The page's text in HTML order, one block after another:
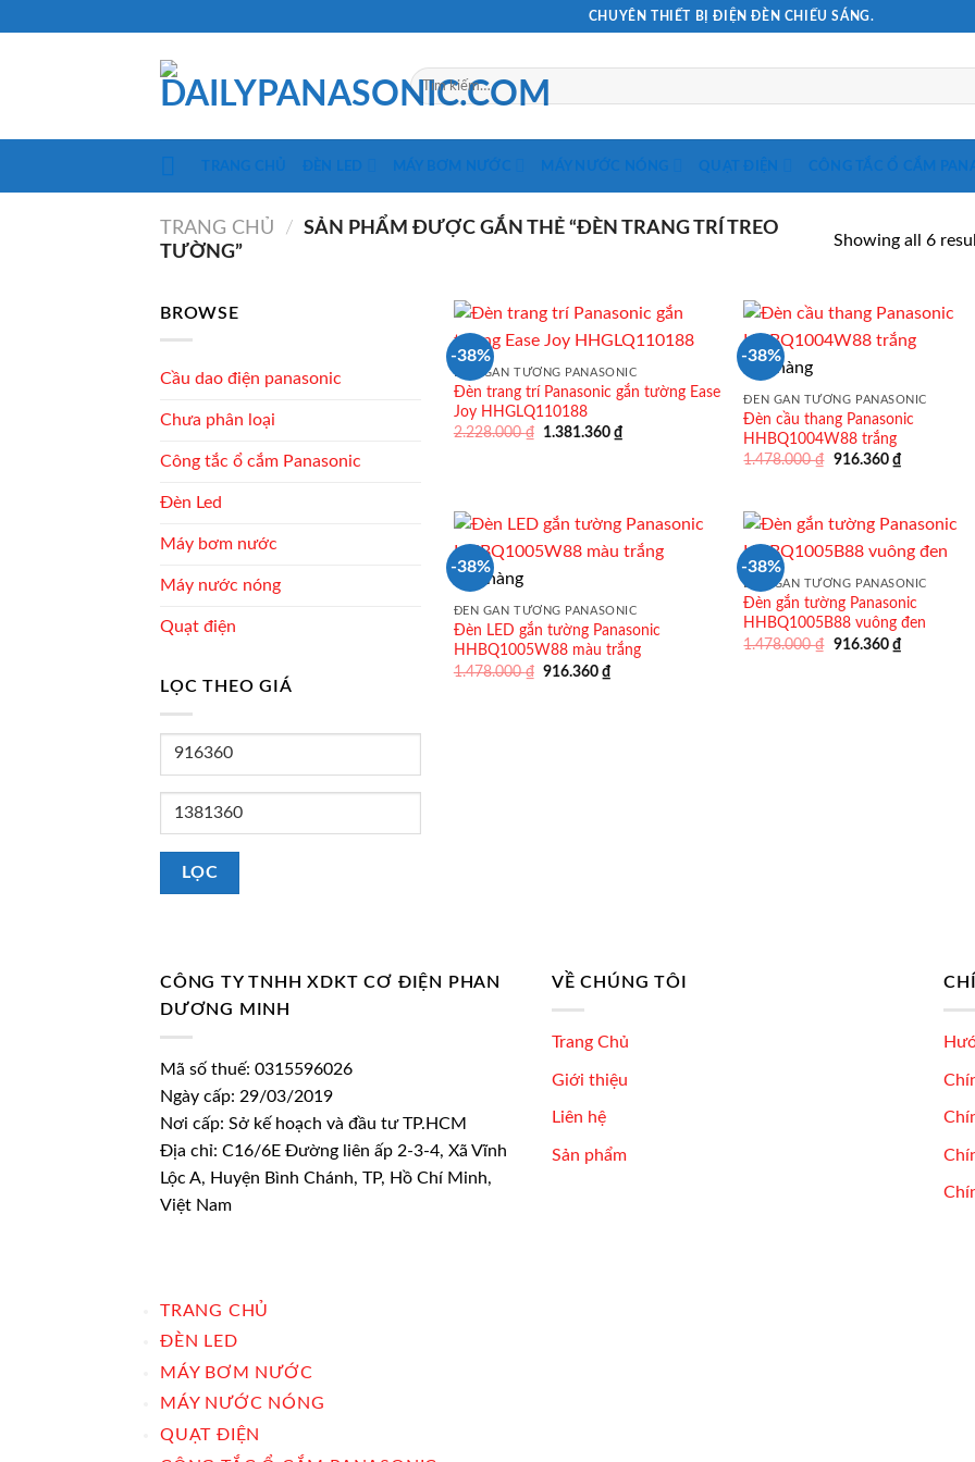
CHUYÊN THIẾT BỊ ĐIỆN ĐÈN CHIẾU SÁNG.
Tìm
kiếm:
TRANG CHỦ ĐÈN LED MÁY BƠM NƯỚC MÁY NƯỚC NÓNG QUẠT ĐIỆN CÔNG TẮC Ổ CẮM
TRANG CHỦ / SẢN PHẨM ĐƯỢC GẮN THẺ “ĐÈN TRANG TRÍ TREO
TƯỜNG”
Showing all 6
BROWSE
Cầu dao điện panasonic
Chưa phân loại
Công tắc ổ cắm Panasonic
Đèn Led
Máy bơm nước
Máy nước nóng
Quạt điện
LỌC THEO GIÁ
Giá
thiểu
Giá
đa
LỌC
-38%
ĐÈN GẮN TƯỜNG PANASONIC
Đèn trang trí Panasonic gắn tường Ease
Joy HHGLQ110188
2.228.000₫
Giá
1.381.360₫
-38%
Hết hàng
ĐÈN GẮN TƯỜNG PANASONIC
Đèn cầu thang Panasonic
HHBQ1004W88 trắng
1.478.000₫ Giá
916.360 ₫Giá
916.360 ₫.
-38%
Hết hàng
ĐÈN GẮN TƯỜNG PANASONIC
Đèn LED gắn tường Panasonic
HHBQ1005W88 màu trắng
1.478.000₫ Giá
916.360₫
-38%
ĐÈN GẮN TƯỜNG PANASONIC
Đèn gắn tường Panasonic
HHBQ1005B88 vuông đen
1.478.000₫ Giá
916.360 ₫Giá
hiện
CÔNG TY TNHH XDKT CƠ ĐIỆN PHAN
DƯƠNG MINH
Mã số thuế: 0315596026
Ngày cấp: 29/03/2019
Nơi cấp: Sở kế hoạch và đầu tư TP.HCM
Địa chỉ: C16/6E Đường liên ấp 2-3-4, Xã Vĩnh
Lộc A, Huyện Bình Chánh, TP, Hồ Chí Minh,
Việt Nam
VỀ CHÚNG TÔI
Trang Chủ
Giới thiệu
Liên hệ
Sản phẩm
TRANG CHỦ
ĐÈN LED
MÁY BƠM NƯỚC
MÁY NƯỚC NÓNG
QUẠT ĐIỆN